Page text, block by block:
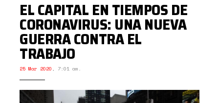
EL CAPITAL EN TIEMPOS DE
CORONAVIRUS: UNA NUEVA
GUERRA CONTRA EL
TRABAJO
25 Mar 2020 , 7:01 am.